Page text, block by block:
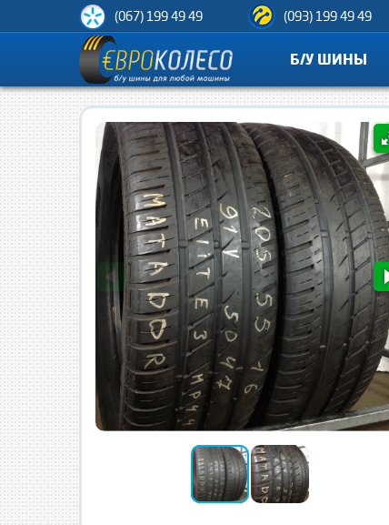
(067) 199 49 49 (093) 199 49 49
Б/У ШИНЫ